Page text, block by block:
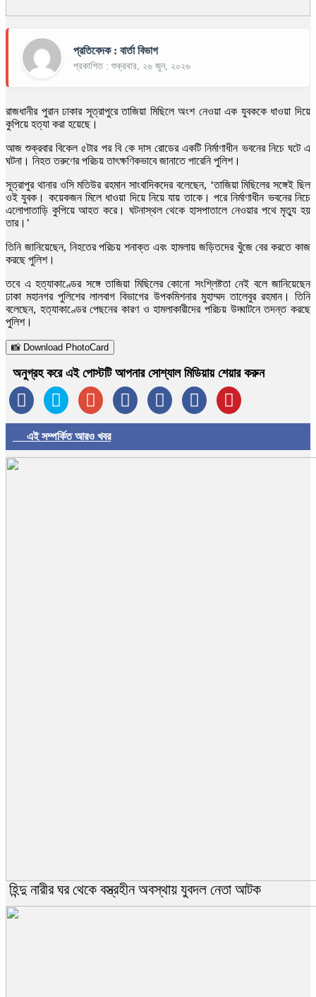
প্রতিবেদক : বার্তা বিভাগ
প্রকাশিত : শুক্রবার, ২৬ জুন, ২০২৬
রাজধানীর পুরান ঢাকার সূত্রাপুরে তাজিয়া মিছিলে অংশ নেওয়া এক যুবককে ধাওয়া দিয়ে
কুপিয়ে হত্যা করা হয়েছে।
আজ শুক্রবার বিকেল ৫টার পর বি কে দাস রোডের একটি নির্মাণাধীন ভবনের নিচে ঘটে এ
ঘটনা। নিহত তরুণের পরিচয় তাৎক্ষণিকভাবে জানাতে পারেনি পুলিশ।
সূত্রাপুর থানার ওসি মতিউর রহমান সাংবাদিকদের বলেছেন, ‘তাজিয়া মিছিলের সঙ্গেই ছিল
ওই যুবক। কয়েকজন মিলে ধাওয়া দিয়ে নিয়ে যায় তাকে। পরে নির্মাণাধীন ভবনের নিচে
এলোপাতাড়ি কুপিয়ে আহত করে। ঘটনাস্থল থেকে হাসপাতালে নেওয়ার পথে মৃত্যু হয়
তার।’
তিনি জানিয়েছেন, নিহতের পরিচয় শনাক্ত এবং হামলায় জড়িতদের খুঁজে বের করতে কাজ
করছে পুলিশ।
তবে এ হত্যাকাণ্ডের সঙ্গে তাজিয়া মিছিলের কোনো সংশ্লিষ্টতা নেই বলে জানিয়েছেন
ঢাকা মহানগর পুলিশের লালবাগ বিভাগের উপকমিশনার মুহাম্মদ তালেবুর রহমান। তিনি
বলেছেন, হত্যাকাণ্ডের পেছনের কারণ ও হামলাকারীদের পরিচয় উদ্ঘাটনে তদন্ত করছে
পুলিশ।
📸 Download PhotoCard
অনুগ্রহ করে এই পোস্টটি আপনার সোশ্যাল মিডিয়ায় শেয়ার করুন
এই সম্পর্কিত আরও খবর
হিন্দু নারীর ঘর থেকে বস্ত্রহীন অবস্থায় যুবদল নেতা আটক